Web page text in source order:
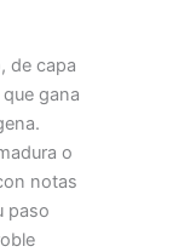
de capa
gana
o
notas
paso